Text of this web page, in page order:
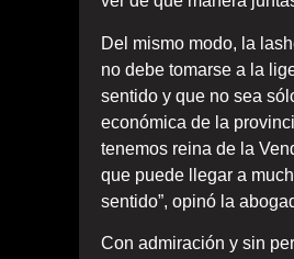
Del mismo modo, la
no debe tomarse a la
sentido y que no sea
económica de la
tenemos reina de la
que puede llegar a
sentido”, opinó la
Con admiración y sin